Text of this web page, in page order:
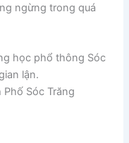
ngừng trong quá
học phổ thông Sóc
lận.
Sóc Trăng